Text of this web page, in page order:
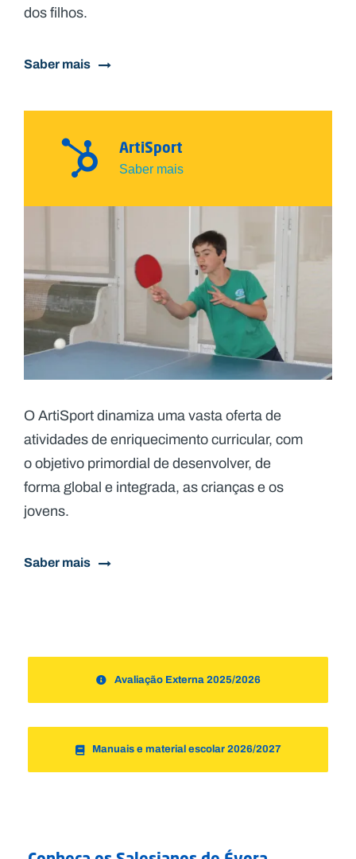
dos filhos.
Saber mais
ArtiSport
Saber mais
O ArtiSport dinamiza uma vasta oferta de
atividades de enriquecimento curricular, com
o objetivo primordial de desenvolver, de
forma global e integrada, as crianças e os
jovens.
Saber mais
Avaliação Externa 2025/2026
Manuais e material escolar 2026/2027